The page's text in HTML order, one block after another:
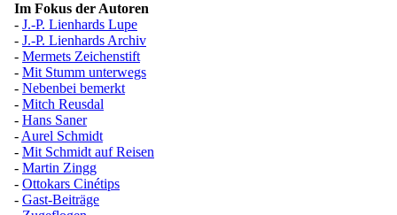
Im Fokus der Autoren
- J.-P. Lienhards Lupe
- J.-P. Lienhards Archiv
- Mermets Zeichenstift
- Mit Stumm unterwegs
- Nebenbei bemerkt
- Mitch Reusdal
- Hans Saner
- Aurel Schmidt
- Mit Schmidt auf Reisen
- Martin Zingg
- Ottokars Cinétips
- Gast-Beiträge